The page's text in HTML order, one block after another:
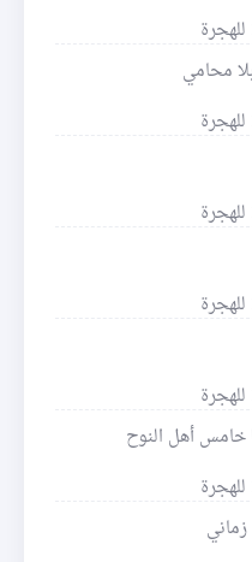
محامي
خامس أهل النوح